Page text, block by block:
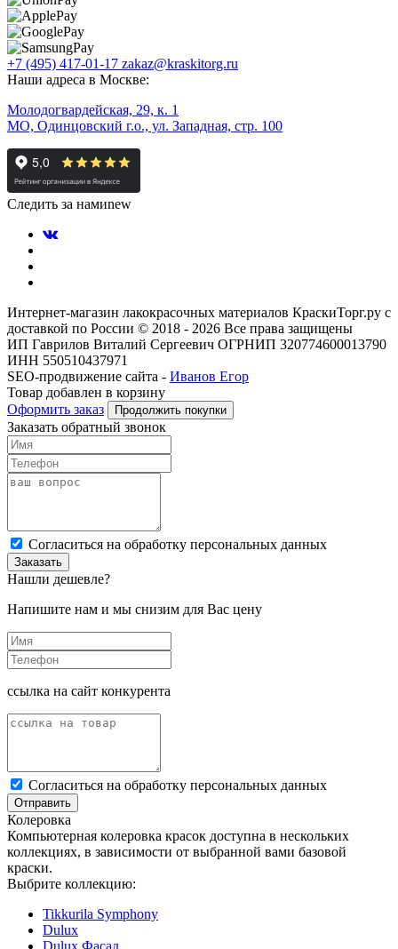
+7 (495) 417-01-17 zakaz@kraskitorg.ru
Наши адреса в Москве:
Молодогвардейская, 29, к. 1
МО, Одинцовский г.о., ул. Западная, стр. 100
Следить за намиnew
Интернет-магазин лакокрасочных материалов КраскиТорг.ру с
доставкой по России © 2018 - 2026 Все права защищены
ИП Гаврилов Виталий Сергеевич ОГРНИП 320774600013790
ИНН 550510437971
SEO-продвижение сайта - Иванов Егор
Товар добавлен в корзину
Оформить заказ
Продолжить покупки
Заказать обратный звонок
Cогласиться на обработку персональных данных
Заказать
Нашли дешевле?
Напишите нам и мы снизим для Вас цену
ссылка на сайт конкурента
Cогласиться на обработку персональных данных
Отправить
Колеровка
Компьютерная колеровка красок доступна в нескольких
коллекциях, в зависимости от выбранной вами базовой
краски.
Выбрите коллекцию:
Tikkurila Symphony
Dulux
Dulux Фасад